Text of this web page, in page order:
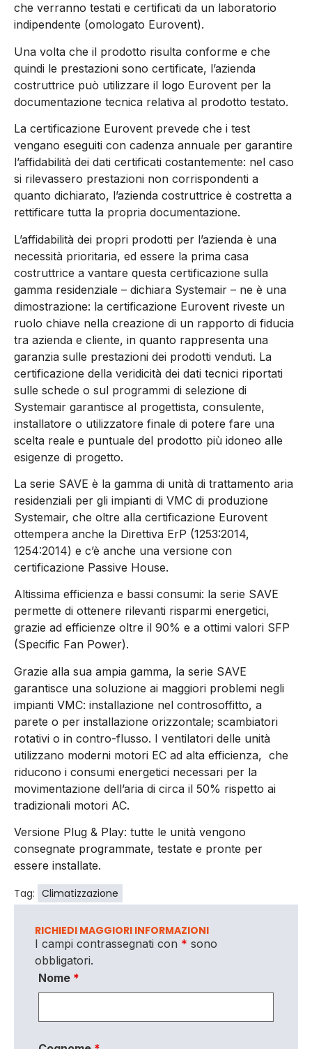
che verranno testati e certificati da un laboratorio
indipendente (omologato Eurovent).
Una volta che il prodotto risulta conforme e che
quindi le prestazioni sono certificate, l’azienda
costruttrice può utilizzare il logo Eurovent per la
documentazione tecnica relativa al prodotto testato.
La certificazione Eurovent prevede che i test
vengano eseguiti con cadenza annuale per garantire
l’affidabilità dei dati certificati costantemente: nel caso
si rilevassero prestazioni non corrispondenti a
quanto dichiarato, l’azienda costruttrice è costretta a
rettificare tutta la propria documentazione.
L’affidabilità dei propri prodotti per l’azienda è una
necessità prioritaria, ed essere la prima casa
costruttrice a vantare questa certificazione sulla
gamma residenziale – dichiara Systemair – ne è una
dimostrazione: la certificazione Eurovent riveste un
ruolo chiave nella creazione di un rapporto di fiducia
tra azienda e cliente, in quanto rappresenta una
garanzia sulle prestazioni dei prodotti venduti. La
certificazione della veridicità dei dati tecnici riportati
sulle schede o sul programmi di selezione di
Systemair garantisce al progettista, consulente,
installatore o utilizzatore finale di potere fare una
scelta reale e puntuale del prodotto più idoneo alle
esigenze di progetto.
La serie SAVE è la gamma di unità di trattamento aria
residenziali per gli impianti di VMC di produzione
Systemair, che oltre alla certificazione Eurovent
ottempera anche la Direttiva ErP (1253:2014,
1254:2014) e c’è anche una versione con
certificazione Passive House.
Altissima efficienza e bassi consumi: la serie SAVE
permette di ottenere rilevanti risparmi energetici,
grazie ad efficienze oltre il 90% e a ottimi valori SFP
(Specific Fan Power).
Grazie alla sua ampia gamma, la serie SAVE
garantisce una soluzione ai maggiori problemi negli
impianti VMC: installazione nel controsoffitto, a
parete o per installazione orizzontale; scambiatori
rotativi o in contro-flusso. I ventilatori delle unità
utilizzano moderni motori EC ad alta efficienza, che
riducono i consumi energetici necessari per la
movimentazione dell’aria di circa il 50% rispetto ai
tradizionali motori AC.
Versione Plug & Play: tutte le unità vengono
consegnate programmate, testate e pronte per
essere installate.
Tag: Climatizzazione
RICHIEDI MAGGIORI INFORMAZIONI
I campi contrassegnati con * sono
obbligatori.
Nome *